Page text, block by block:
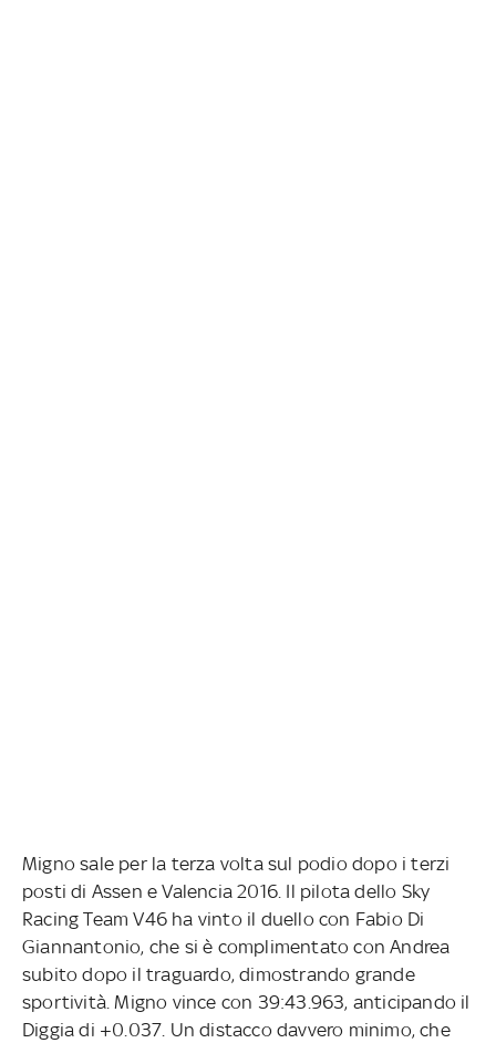
Migno sale per la terza volta sul podio dopo i terzi
posti di Assen e Valencia 2016. Il pilota dello Sky
Racing Team V46 ha vinto il duello con Fabio Di
Giannantonio, che si è complimentato con Andrea
subito dopo il traguardo, dimostrando grande
sportività. Migno vince con 39:43.963, anticipando il
Diggia di +0.037. Un distacco davvero minimo, che